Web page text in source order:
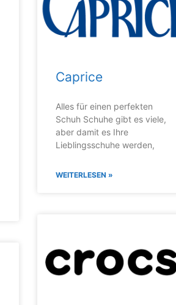
Caprice
Alles für einen perfekten
Schuh Schuhe gibt es viele,
aber damit es Ihre
Lieblingsschuhe werden,
WEITERLESEN »